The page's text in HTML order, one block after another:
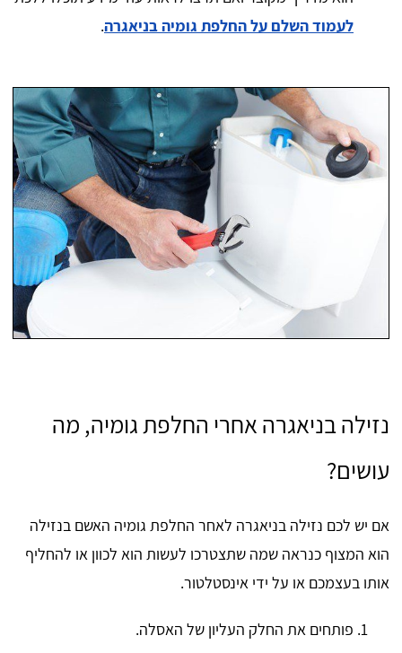
לעמוד השלם על החלפת גומיה בניאגרה.
נזילה בניאגרה אחרי החלפת גומיה, מה
עושים?
אם יש לכם נזילה בניאגרה לאחר החלפת גומיה האשם בנזילה
הוא המצוף כנראה שמה שתצטרכו לעשות הוא לכוון או להחליף
אותו בעצמכם או על ידי אינסטלטור.
פותחים את החלק העליון של האסלה.